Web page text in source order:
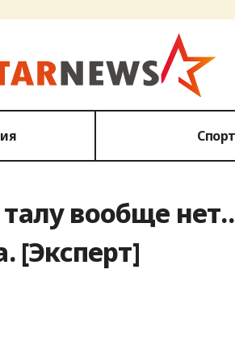
Спорт
вообще
[Эксперт]